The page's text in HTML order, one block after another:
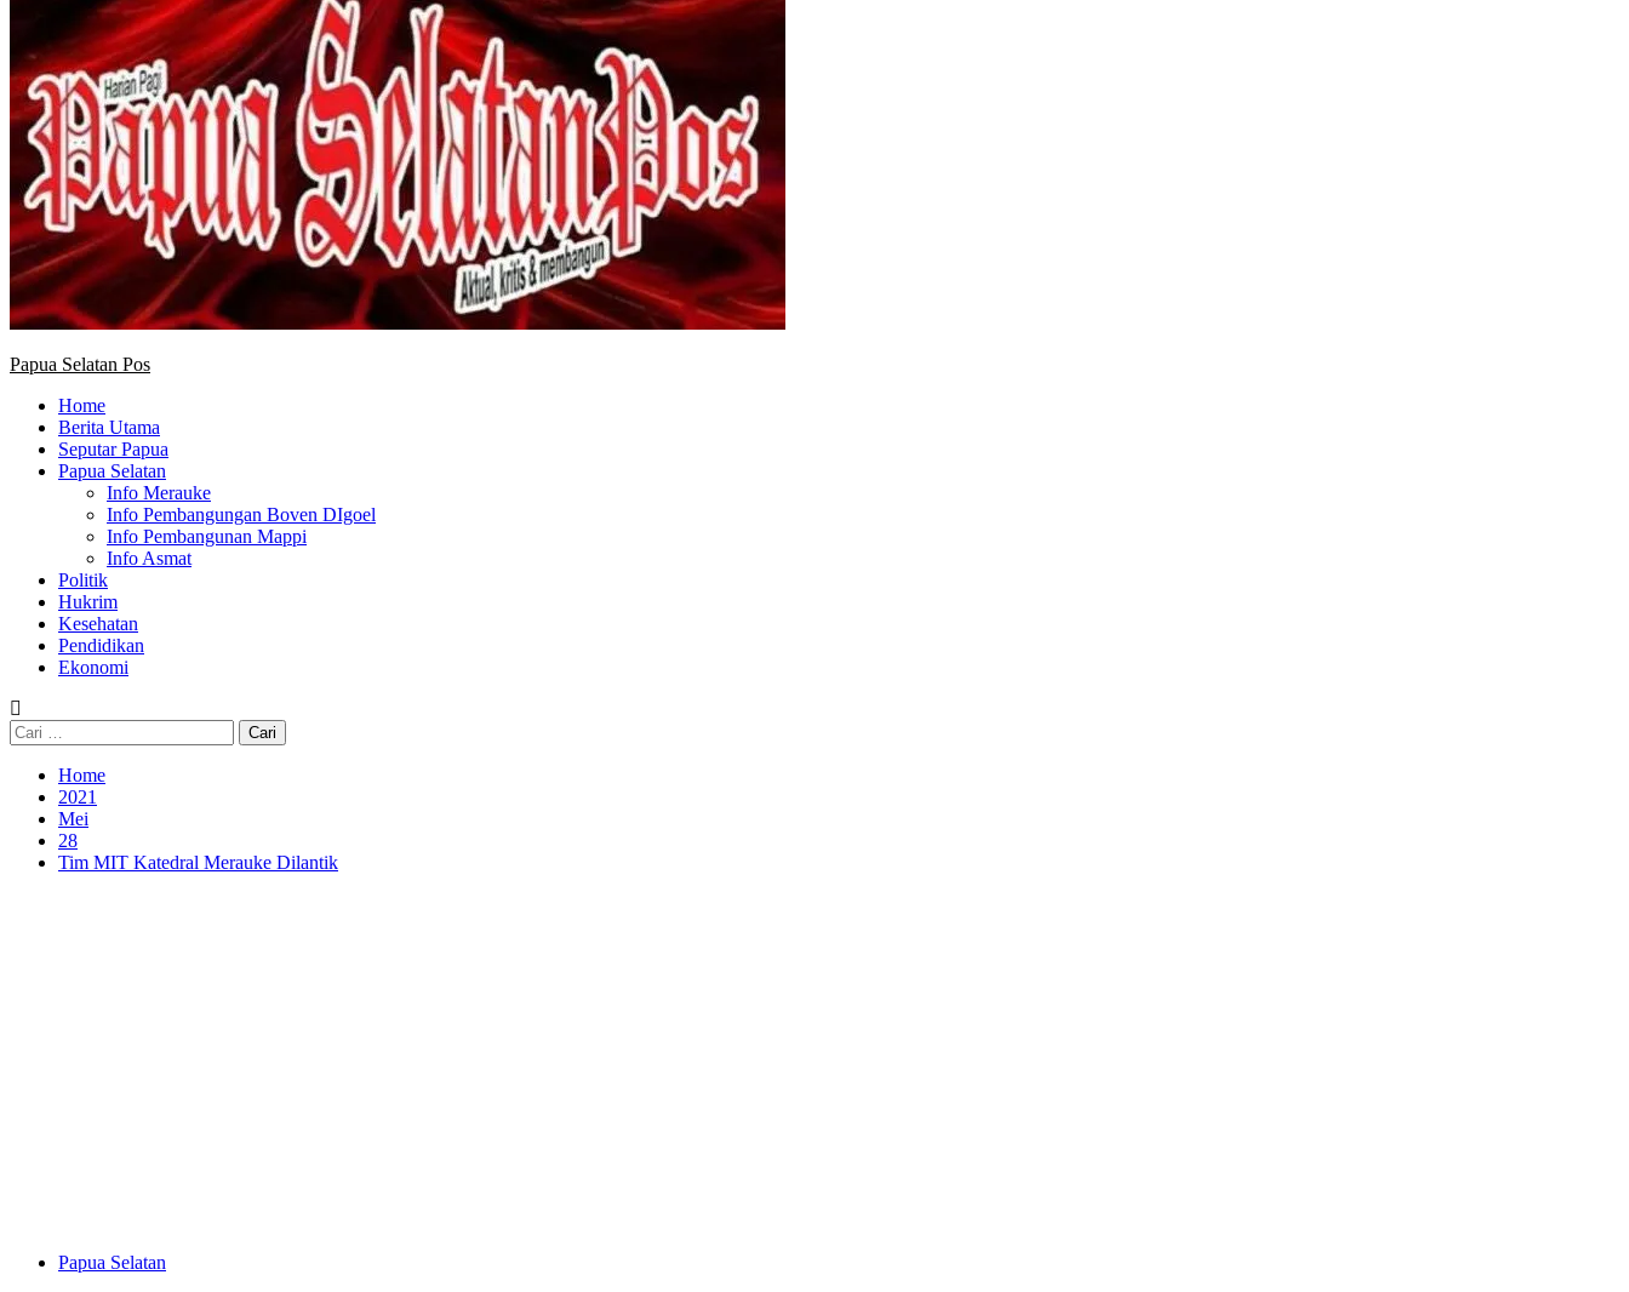
Papua Selatan Pos
Home
Berita Utama
Seputar Papua
Papua Selatan
Info Merauke
Info Pembangungan Boven DIgoel
Info Pembangunan Mappi
Info Asmat
Politik
Hukrim
Kesehatan
Pendidikan
Ekonomi
Cari
untuk:
Home
2021
Mei
28
Tim MIT Katedral Merauke Dilantik
Papua Selatan